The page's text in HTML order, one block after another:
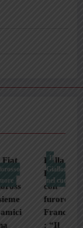
Giallorosso
nel cuore
Dalla
Locride
furore,
Francesco